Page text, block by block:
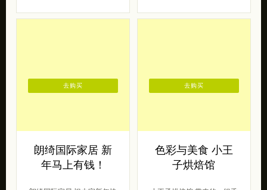
朗绮国际家居 新
年马上有钱！
去购买
色彩与美食 小王
子烘焙馆
去购买